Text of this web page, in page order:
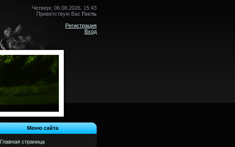
Четверг, 06.08.2026, 15:43
Приветствую Вас Гость
Регистрация
Вход
Меню сайта
Главная страница